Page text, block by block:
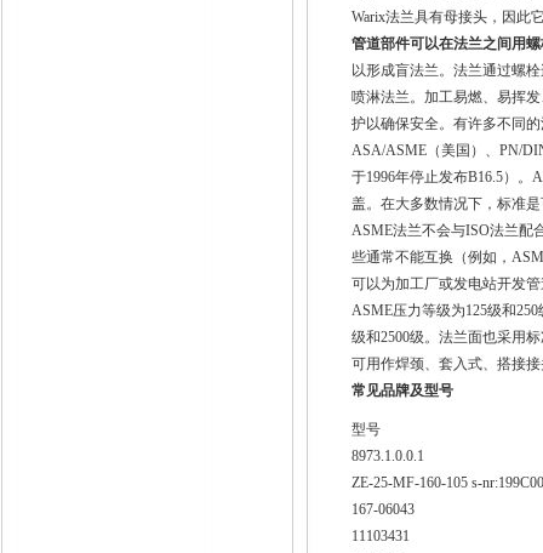
Warix法兰具有母接头，因此
管道部件可以在法兰之间用
以形成盲法兰。法兰通过螺
喷淋法兰。加工易燃、易挥
护以确保安全。有许多不同
ASA/ASME（美国）、PN/
于1996年停止发布B16.5）。
盖。在大多数情况下，标准
ASME法兰不会与ISO法兰配
些通常不能互换（例如，
可以为加工厂或发电站开发
ASME压力等级为125级和
级和2500级。法兰面也采用
可用作焊颈、套入式、搭接
常见品牌及型号
型号
8973.1.0.0.1
ZE-25-MF-160-105 s-
167-06043
11103431